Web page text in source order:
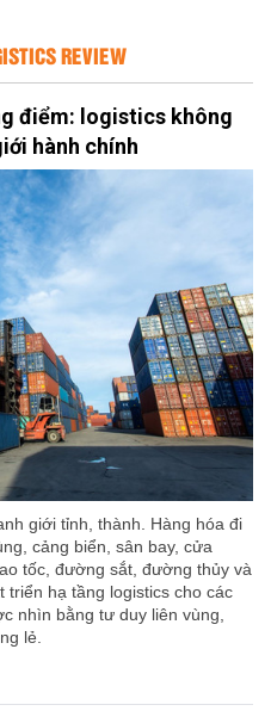
REVIEW
điểm: logistics không
hành chính
giới tỉnh, thành. Hàng hóa đi
cảng biển, sân bay, cửa
tốc, đường sắt, đường thủy và
triển hạ tầng logistics cho các
nhìn bằng tư duy liên vùng,
lẻ.